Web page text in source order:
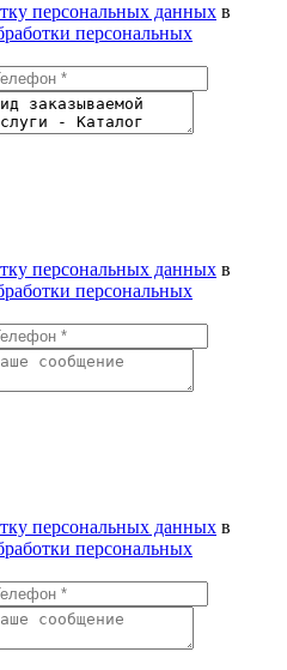
персональных данных в
персональных
персональных данных в
персональных
персональных данных в
персональных